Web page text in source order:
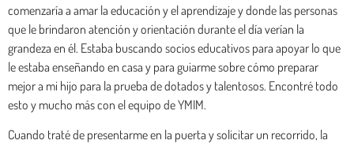
comenzaría a amar la educación y el aprendizaje y donde las personas
que le brindaron atención y orientación durante el día verían la
grandeza en él. Estaba buscando socios educativos para apoyar lo que
le estaba enseñando en casa y para guiarme sobre cómo preparar
mejor a mi hijo para la prueba de dotados y talentosos. Encontré todo
esto y mucho más con el equipo de YMIM.
Cuando traté de presentarme en la puerta y solicitar un recorrido, la